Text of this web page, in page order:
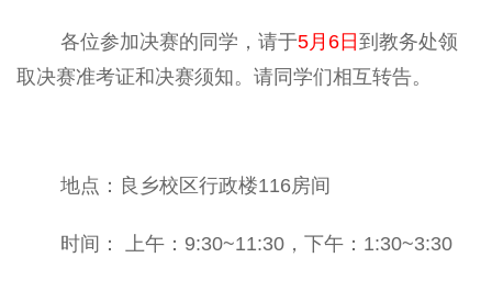
各位参加决赛的同学，请于5月6日到教务处领
取决赛准考证和决赛须知。请同学们相互转告。
地点：良乡校区行政楼116房间
时间： 上午：9:30~11:30，下午：1:30~3:30